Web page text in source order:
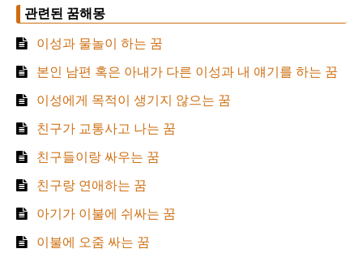
관련된 꿈해몽
이성과 물놀이 하는 꿈
본인 남편 혹은 아내가 다른 이성과 내 얘기를 하는 꿈
이성에게 목적이 생기지 않으는 꿈
친구가 교통사고 나는 꿈
친구들이랑 싸우는 꿈
친구랑 연애하는 꿈
아기가 이불에 쉬싸는 꿈
이불에 오줌 싸는 꿈